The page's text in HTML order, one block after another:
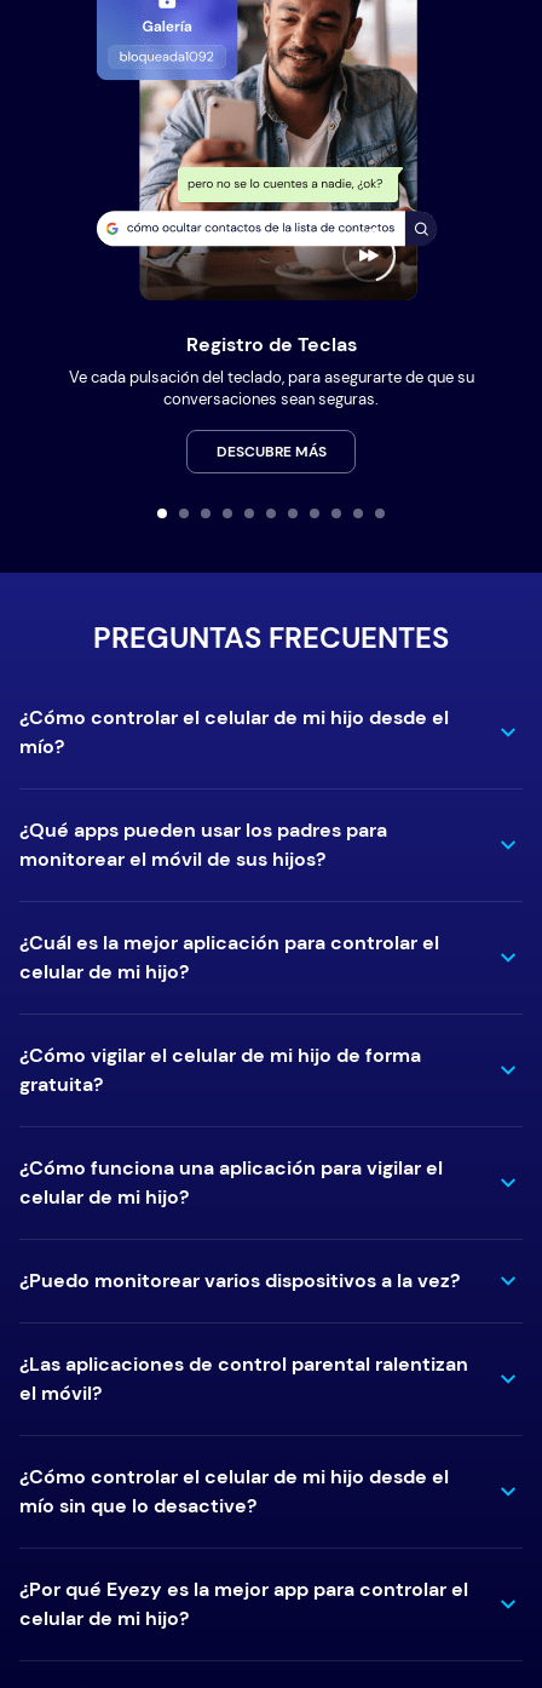
Registro de Teclas
Ve cada pulsación del teclado, para asegurarte de que su
conversaciones sean seguras.
DESCUBRE MÁS
PREGUNTAS FRECUENTES
¿Cómo controlar el celular de mi hijo desde el
mío?
¿Qué apps pueden usar los padres para
monitorear el móvil de sus hijos?
¿Cuál es la mejor aplicación para controlar el
celular de mi hijo?
¿Cómo vigilar el celular de mi hijo de forma
gratuita?
¿Cómo funciona una aplicación para vigilar el
celular de mi hijo?
¿Puedo monitorear varios dispositivos a la vez?
¿Las aplicaciones de control parental ralentizan
el móvil?
¿Cómo controlar el celular de mi hijo desde el
mío sin que lo desactive?
¿Por qué Eyezy es la mejor app para controlar el
celular de mi hijo?